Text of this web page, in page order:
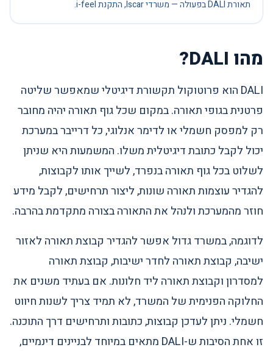
תאורת DALI בפעולה — משרדי Iscar, התקנת i-feel.
מהו DALI?
DALI הוא פרוטוקול תקשורת דיגיטלי שמאפשר שליטה
פרטנית בגופי תאורה. במקום שכל גוף תאורה יהיה מחובר
רק למפסק חשמלי או לדימר אנלוגי, כל דרייבר במערכת
יכול לקבל כתובת דיגיטלית משלו. המשמעות היא שניתן
לשלוט בכל גוף תאורה בנפרד, לשייך אותו לקבוצות,
להגדיר עוצמות תאורה שונות, ליצור תרחישים, לקבל מידע
חוזר מהמערכת ולנהל את התאורה בצורה מתקדמת בהרבה.
לדוגמה, במשרד גדול אפשר להגדיר קבוצת תאורה לאזור
ישיבה, קבוצת תאורה לחדר ישיבות, קבוצת תאורה
למסדרון וקבוצת תאורה ליד חלונות. אם בעתיד משנים את
החלוקה הפנימית של המשרד, לא תמיד צריך לשנות חיווט
חשמלי. ניתן לעדכן קבוצות, כתובות ותרחישים דרך התוכנה.
זו אחת הסיבות ש-DALI מתאים במיוחד לבניינים דינמיים,